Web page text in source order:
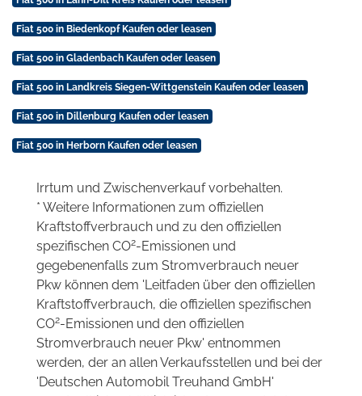
Fiat 500 in Biedenkopf Kaufen oder leasen
Fiat 500 in Gladenbach Kaufen oder leasen
Fiat 500 in Landkreis Siegen-Wittgenstein Kaufen oder leasen
Fiat 500 in Dillenburg Kaufen oder leasen
Fiat 500 in Herborn Kaufen oder leasen
Irrtum und Zwischenverkauf vorbehalten.
* Weitere Informationen zum offiziellen
Kraftstoffverbrauch und zu den offiziellen
spezifischen CO2-Emissionen und
gegebenenfalls zum Stromverbrauch neuer
Pkw können dem 'Leitfaden über den offiziellen
Kraftstoffverbrauch, die offiziellen spezifischen
CO2-Emissionen und den offiziellen
Stromverbrauch neuer Pkw' entnommen
werden, der an allen Verkaufsstellen und bei der
'Deutschen Automobil Treuhand GmbH'